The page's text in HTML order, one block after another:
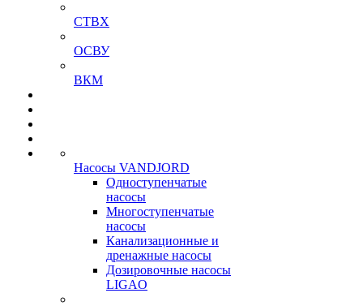
СТВХ
ОСВУ
ВКМ
Насосы VANDJORD
Одноступенчатые
насосы
Многоступенчатые
насосы
Канализационные и
дренажные насосы
Дозировочные насосы
LIGAO